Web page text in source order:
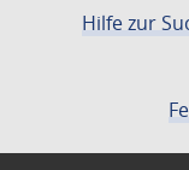
Hilfe zur